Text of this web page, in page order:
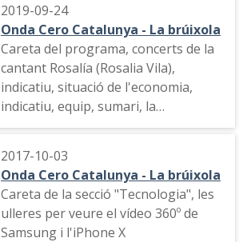
electoral de La Sedeta. Valoració
sobre l'actitud del govern de la
Generalitat. El temps. Informació
sobre els centres de votació amb
connexions amb l'Escola Industrial
de Barcelona i l'Institut Mercè
Rodoreda de L'Hospitalet de
Llobregat. Declaracions del
vicepresident de la Genealitat Oriol
Jonqueras. Tancament d'un centre
informàtic de la Generalitat per la
Guardia Civil. Informació de la
2019-09-24
Onda Cero Catalunya - La brúixola
Careta del programa, concerts de la
cantant Rosalía (Rosalia Vila),
indicatiu, situació de l'economia,
indicatiu, equip, sumari, la
professora Eva Alonso parla de
berenar" amb la influenciadora
Alejandra Castelló
2017-10-03
Onda Cero Catalunya - La brúixola
Careta de la secció "Tecnologia", les
ulleres per veure el vídeo 360º de
Samsung i l'iPhone X